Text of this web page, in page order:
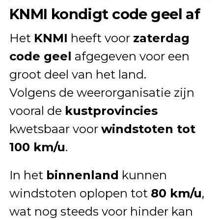
KNMI kondigt code geel af
Het KNMI heeft voor zaterdag
code geel afgegeven voor een
groot deel van het land.
Volgens de weerorganisatie zijn
vooral de kustprovincies
kwetsbaar voor windstoten tot
100 km/u.
In het binnenland kunnen
windstoten oplopen tot 80 km/u,
wat nog steeds voor hinder kan